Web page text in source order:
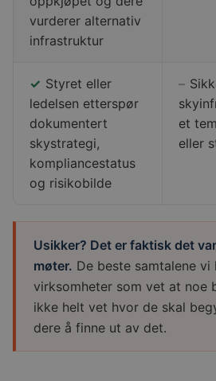
vurderer alternativ
infrastruktur
✓ Styret eller
ledelsen etterspør
dokumentert
skystrategi,
kompliancestatus
og risikobilde
–
et
eller
Usikker? Det er faktisk det
møter. De beste samtalene vi
virksomheter som vet at noe
ikke helt vet hvor de skal
dere å finne ut av det.